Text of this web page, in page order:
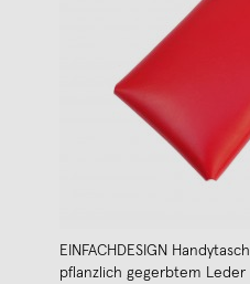
EINFACHDESIGN
pflanzlich gegerbtem